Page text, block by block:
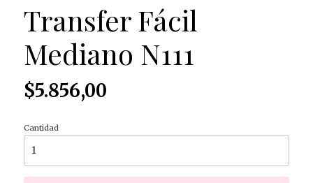
Transfer Fácil
Mediano N111
$5.856,00
Cantidad